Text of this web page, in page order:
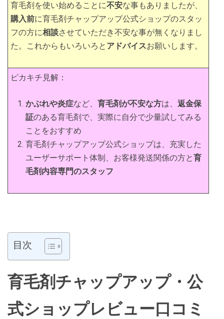
育毛剤を使い始めることに不安な事もありましたが、
購入前に育毛剤チャップアップ公式ショップのスタッ
フの方に相談させていただき不安な事が無くなりまし
た。これからもいろいろと アドバイスお願いします。
ピカキチ見解：
かぶれや炎症など、 育毛剤が不安な方は、 返金保
証のある育毛剤で、実際に自分で少量試してみる
ことをおすすめ
育毛剤チャップアップ公式ショップは、充実した
ユーザーサポート体制、お客様発送関係の方と育
毛剤内容専門のスタッフ
目次
育毛剤チャップアップ・公
式ショップレビュー口コミ